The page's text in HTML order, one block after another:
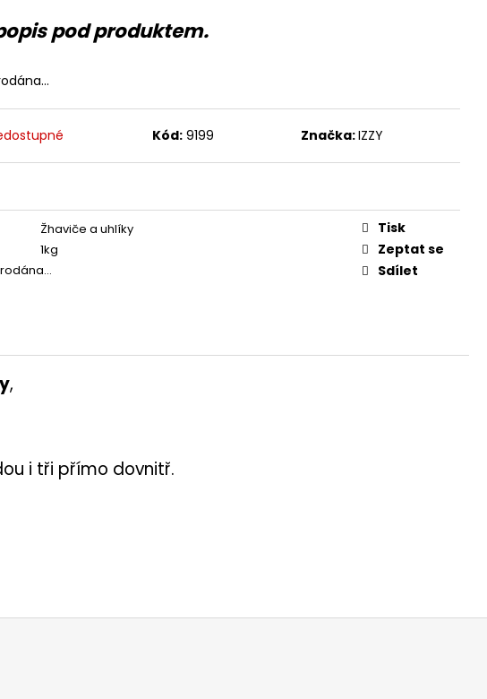
pod produktem.
Kód: 9199 Značka:IZZY
Žhaviče a uhlíky
1kg
Tisk
Zeptat se
Sdílet
,
i tři přímo dovnitř.